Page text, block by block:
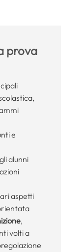
prova
e
alunni
aspetti
,
volti a